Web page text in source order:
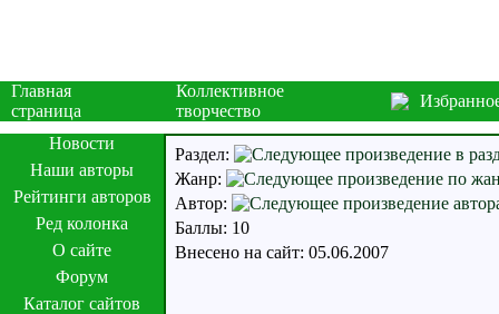
Главная
страница
Коллективное
творчество
Новости
Наши авторы
Рейтинги авторов
Ред колонка
О сайте
Форум
Каталог сайтов
Раздел:
Жанр:
Автор:
Баллы: 10
Внесено на сайт: 05.06.2007